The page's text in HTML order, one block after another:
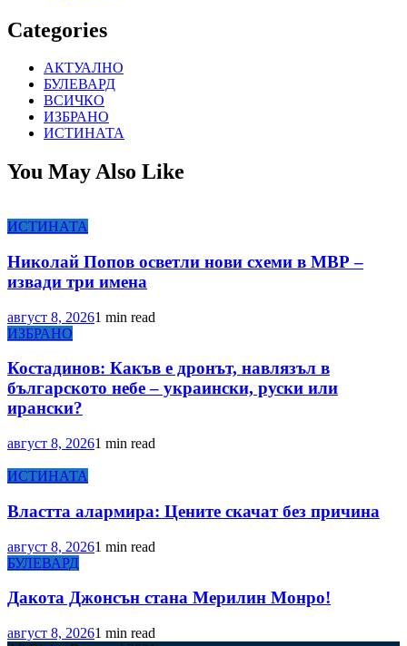
Categories
АКТУАЛНО
БУЛЕВАРД
ВСИЧКО
ИЗБРАНО
ИСТИНАТА
You May Also Like
ИСТИНАТА
Николай Попов осветли нови схеми в МВР –
извади три имена
август 8, 20261 min read
ИЗБРАНО
Костадинов: Какъв е дронът, навлязъл в
българското небе – украински, руски или
ирански?
август 8, 20261 min read
ИСТИНАТА
Властта алармира: Цените скачат без причина
август 8, 20261 min read
БУЛЕВАРД
Дакота Джонсън стана Мерилин Монро!
август 8, 20261 min read